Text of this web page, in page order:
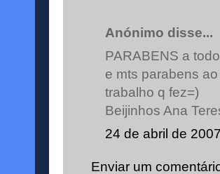
Anónimo disse...
PARABENS a
e mts parabens
trabalho q fez=)
Beijinhos Ana
24 de abril de
Enviar um